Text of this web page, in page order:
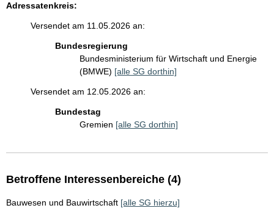
Adressatenkreis:
Versendet am 11.05.2026 an:
Bundesregierung
Bundesministerium für Wirtschaft und Energie
(BMWE) [alle SG dorthin]
Versendet am 12.05.2026 an:
Bundestag
Gremien [alle SG dorthin]
Betroffene Interessenbereiche (4)
Bauwesen und Bauwirtschaft [alle SG hierzu]